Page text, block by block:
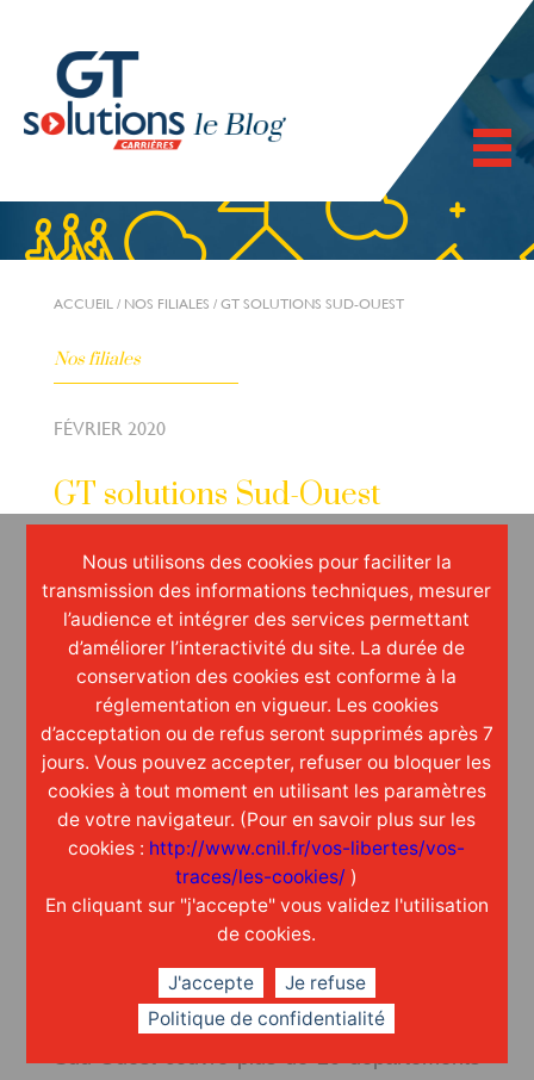
ACCUEIL/ NOS FILIALES / GT SOLUTIONS SUD-OUEST
Nos filiales
FÉVRIER 2020
GT solutions Sud-Ouest
A la découverte de GT solutions
Sud-Ouest
Ce mois-ci, partons à la découverte de « la
plus ancienne » filiale de GT solutions : GT
Bordeaux, son siège social (Bassens 33) et
de La Rochelle à Perpignan, GT solutions
Sud-Ouest couvre plus de 20 départements
Nous utilisons des cookies pour faciliter la
transmission des informations techniques, mesurer
l’audience et intégrer des services permettant
d’améliorer l’interactivité du site. La durée de
conservation des cookies est conforme à la
réglementation en vigueur. Les cookies
d’acceptation ou de refus seront supprimés après 7
jours. Vous pouvez accepter, refuser ou bloquer les
cookies à tout moment en utilisant les paramètres
de votre navigateur. (Pour en savoir plus sur les
cookies : http://www.cnil.fr/vos-libertes/vos-
traces/les-cookies/ )
En cliquant sur "j'accepte" vous validez l'utilisation
de cookies.
J'accepte
Je refuse
Politique de confidentialité